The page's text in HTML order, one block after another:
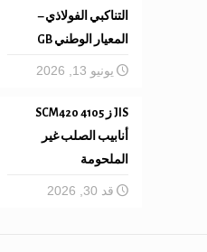
التناكبي الفولاذي –
المعيار الوطني GB
يونيو 13, 2026
JIS ز 4105 SCM420
أنابيب الصلب غير
الملحومة
قد 30, 2026